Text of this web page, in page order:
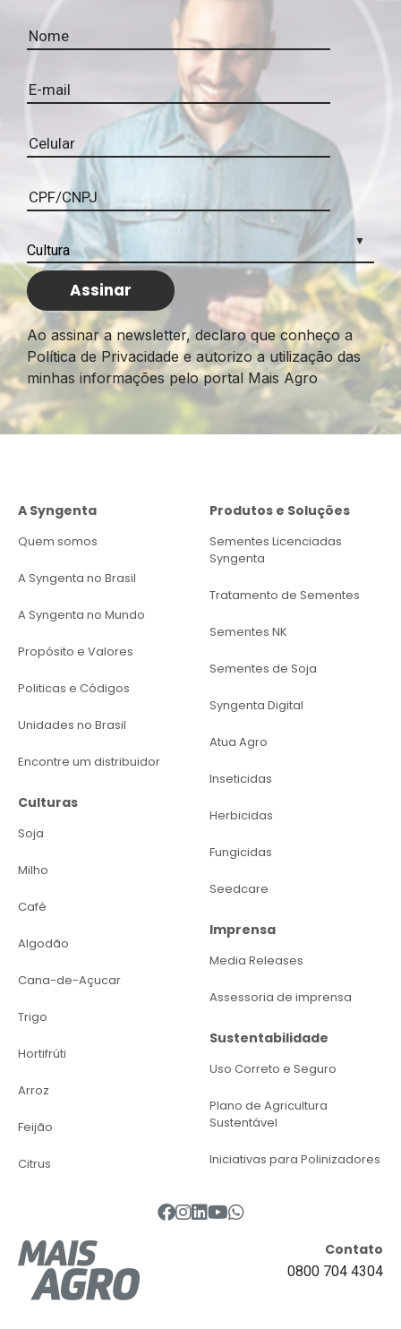
Ao assinar a newsletter, declaro que conheço a
Política de Privacidade e autorizo a utilização das
minhas informações pelo portal Mais Agro
A Syngenta
Quem somos
A Syngenta no Brasil
A Syngenta no Mundo
Propósito e Valores
Politicas e Códigos
Unidades no Brasil
Encontre um distribuidor
Culturas
Soja
Milho
Café
Algodão
Cana-de-Açucar
Trigo
Hortifrúti
Arroz
Feijão
Citrus
Produtos e Soluções
Sementes Licenciadas
Syngenta
Tratamento de Sementes
Sementes NK
Sementes de Soja
Syngenta Digital
Atua Agro
Inseticidas
Herbicidas
Fungicidas
Seedcare
Imprensa
Media Releases
Assessoria de imprensa
Sustentabilidade
Uso Correto e Seguro
Plano de Agricultura
Sustentável
Iniciativas para Polinizadores
Contato
0800 704 4304